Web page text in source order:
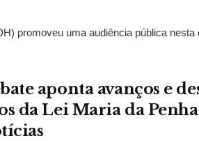
promoveu uma audiência pública nesta
aponta avanços e
da Lei Maria da